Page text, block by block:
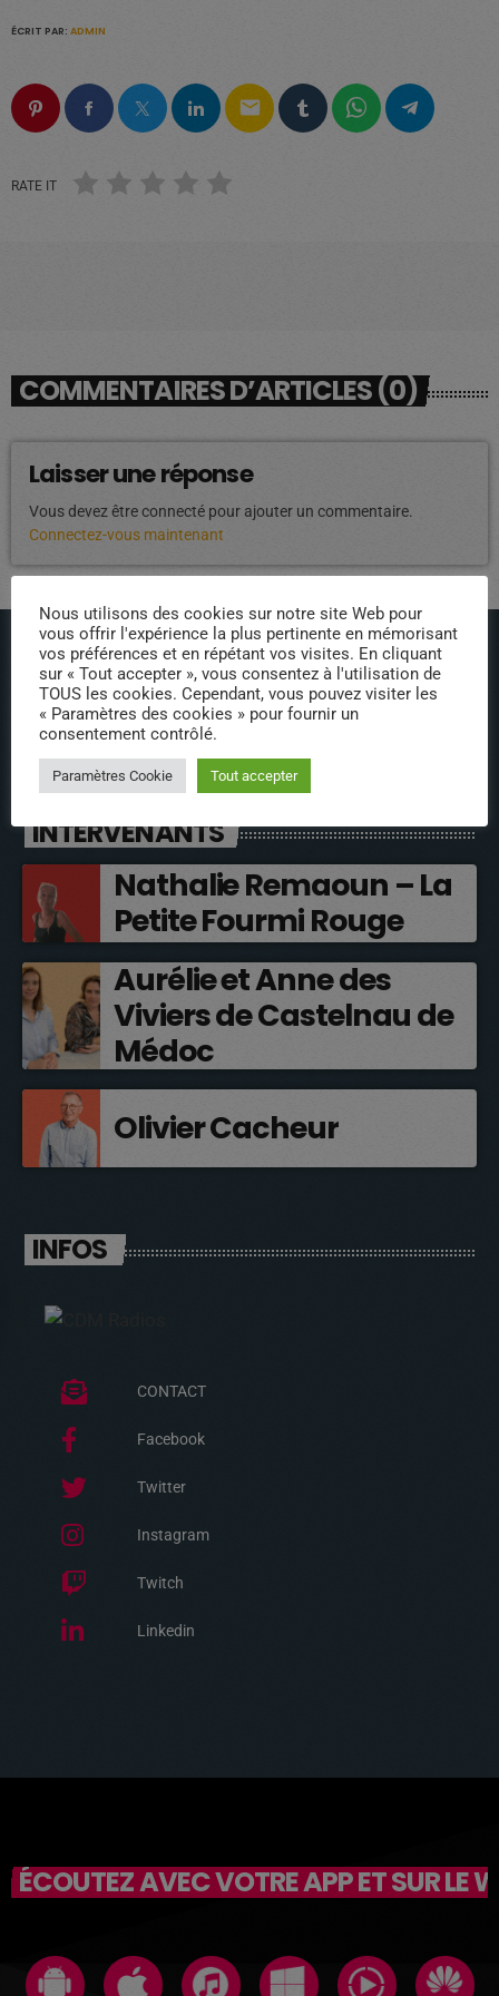
ÉCRIT PAR: ADMIN
email
RATE IT
COMMENTAIRES D’ARTICLES (0)
Laisser une réponse
Vous devez être connecté pour ajouter un commentaire.
Connectez-vous maintenant
ÉPISODES DE PODCAST
INTERVENANTS
Nathalie Remaoun – La
Petite Fourmi Rouge
Aurélie et Anne des
Viviers de Castelnau de
Médoc
Olivier Cacheur
INFOS
CONTACT
Facebook
Twitter
Instagram
Twitch
Linkedin
ÉCOUTEZ AVEC VOTRE APP ET SUR LE
Nous utilisons des cookies sur notre site Web pour
vous offrir l'expérience la plus pertinente en mémorisant
vos préférences et en répétant vos visites. En cliquant
sur « Tout accepter », vous consentez à l'utilisation de
TOUS les cookies. Cependant, vous pouvez visiter les
« Paramètres des cookies » pour fournir un
consentement contrôlé.
Paramètres Cookie Tout accepter